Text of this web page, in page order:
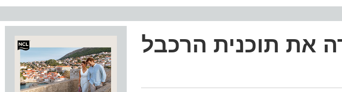
את תוכנית הרכבל